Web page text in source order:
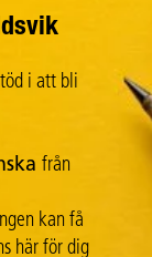
i att bli
från
kan få
här för dig